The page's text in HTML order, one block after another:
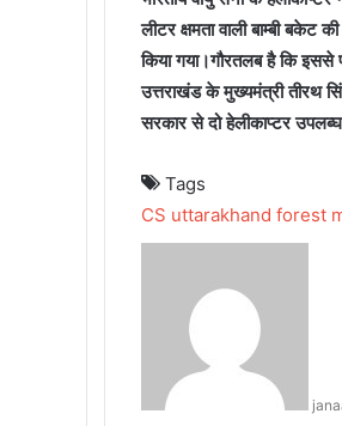
लीटर क्षमता वाली बाम्बी
किया गया।गौरतलब है कि
उत्तराखंड के मुख्यमंत्री तीरथ
सरकार से दो हेलीकाप्टर
Tags
CS uttarakhand forest